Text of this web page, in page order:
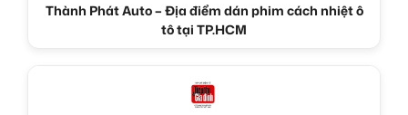
Thành Phát Auto – Địa điểm dán phim cách nhiệt ô
tô tại TP.HCM